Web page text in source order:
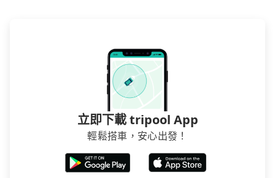
立即下載 tripool App
輕鬆搭車，安心出發！